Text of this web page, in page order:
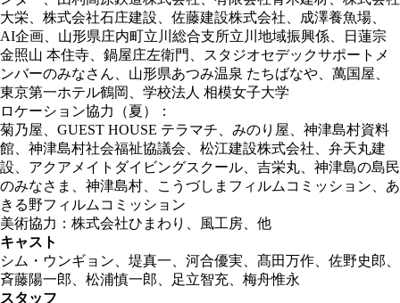
大栄、株式会社石庄建設、佐藤建設株式会社、成澤養魚場、
AI企画、山形県庄内町立川総合支所立川地域振興係、日蓮宗
金照山 本住寺、鍋屋庄左衛門、スタジオセデックサポートメ
ンバーのみなさん、山形県あつみ温泉 たちばなや、萬国屋、
東京第一ホテル鶴岡、学校法人 相模女子大学
ロケーション協力（夏）：
菊乃屋、GUEST HOUSE テラマチ、みのり屋、神津島村資料
館、神津島村社会福祉協議会、松江建設株式会社、弁天丸建
設、アクアメイトダイビングスクール、吉栄丸、神津島の島民
のみなさま、神津島村、こうづしまフィルムコミッション、あ
きる野フィルムコミッション
美術協力：株式会社ひまわり、風工房、他
キャスト
シム・ウンギョン、堤真一、河合優実、髙田万作、佐野史郎、
斉藤陽一郎、松浦慎一郎、足立智充、梅舟惟永
スタッフ